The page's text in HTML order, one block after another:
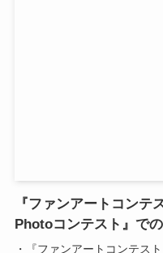
『ファンアートコンテ
Photoコンテスト』で
・『ファンアートコンテス